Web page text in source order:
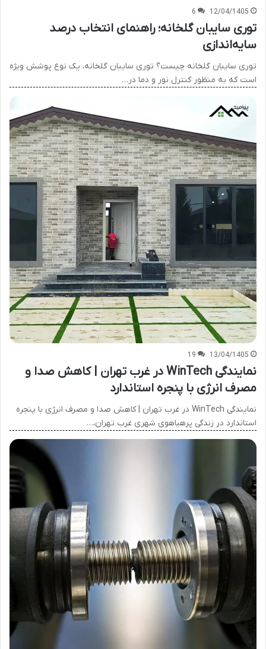
12/04/1405
6
توری سایبان گلخانه؛ راهنمای انتخاب درصد
سایه‌اندازی
توری سایبان گلخانه چیست؟ توری سایبان گلخانه، یک نوع پوشش ویژه
است که به منظور کنترل نور و دما در…
13/04/1405
19
نمایندگی WinTech در غرب تهران | کاهش صدا و
مصرف انرژی با پنجره استاندارد
نمایندگی WinTech در غرب تهران | کاهش صدا و مصرف انرژی با پنجره
استاندارد در زندگی پرهیاهوی شهری غرب تهران،…